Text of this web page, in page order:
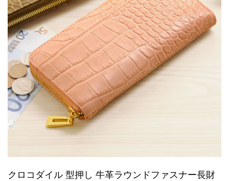
クロコダイル 型押し 牛革ラウンドファスナー長財